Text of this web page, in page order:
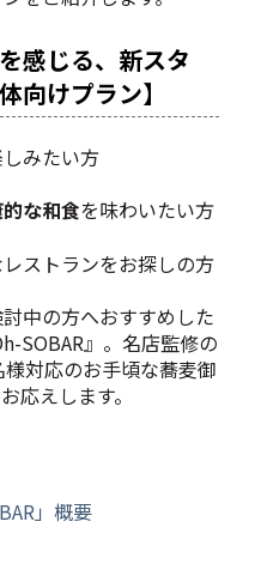
感じる、新スタ
向けプラン】
みたい方
な和食を味わいたい方
ストランをお探しの方
中の方へおすすめした
SOBAR』。名店監修の
対応のお手頃な蕎麦御
応えします。
」概要